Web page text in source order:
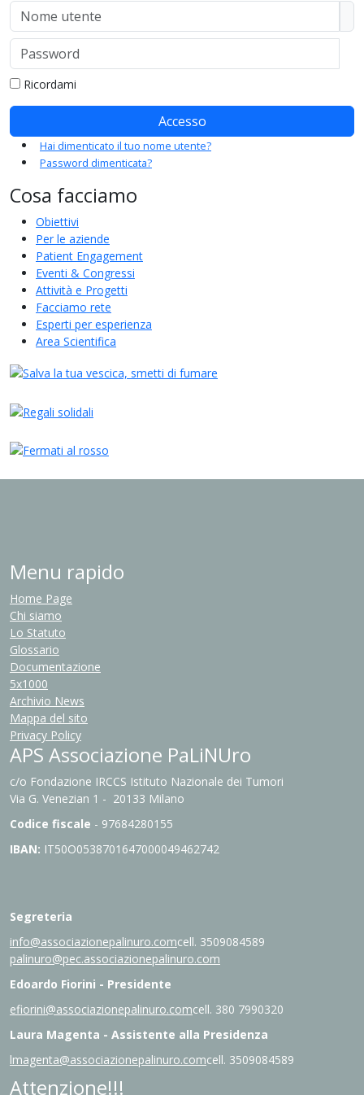
Nome utente
Password
Ricordami
Accesso
Hai dimenticato il tuo nome utente?
Password dimenticata?
Cosa facciamo
Obiettivi
Per le aziende
Patient Engagement
Eventi & Congressi
Attività e Progetti
Facciamo rete
Esperti per esperienza
Area Scientifica
Menu rapido
Home Page
Chi siamo
Lo Statuto
Glossario
Documentazione
5x1000
Archivio News
Mappa del sito
Privacy Policy
APS Associazione PaLiNUro
c/o Fondazione IRCCS Istituto Nazionale dei Tumori
Via G. Venezian 1 - 20133 Milano
Codice fiscale - 97684280155
IBAN: IT50O0538701647000049462742
Segreteria
info@associazionepalinuro.comcell. 3509084589
palinuro@pec.associazionepalinuro.com
Edoardo Fiorini - Presidente
efiorini@associazionepalinuro.comcell. 380 7990320
Laura Magenta - Assistente alla Presidenza
lmagenta@associazionepalinuro.comcell. 3509084589
Attenzione!!!